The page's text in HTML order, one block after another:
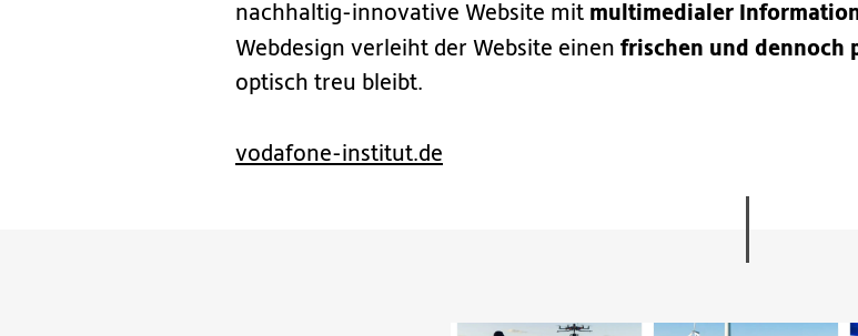
nachhaltig-innovative Website mit multimedialer
Webdesign verleiht der Website einen frischen und dennoch
optisch treu bleibt.
vodafone-institut.de